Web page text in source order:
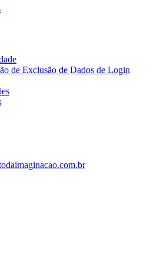
de Exclusão de Dados de Login